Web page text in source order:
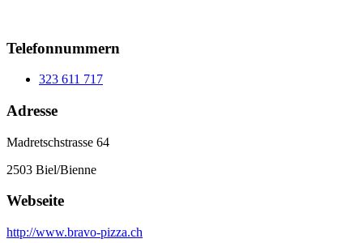
Telefonnummern
323 611 717
Adresse
Madretschstrasse 64
2503 Biel/Bienne
Webseite
http://www.bravo-pizza.ch